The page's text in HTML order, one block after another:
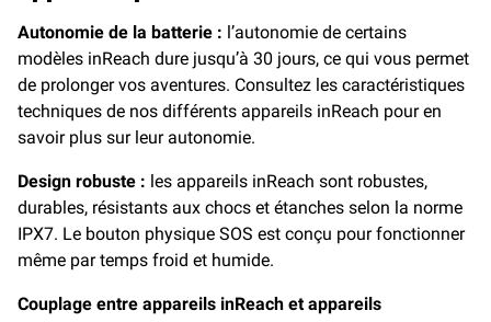
Autonomie de la batterie : l’autonomie de certains
modèles inReach dure jusqu’à 30 jours, ce qui vous permet
de prolonger vos aventures. Consultez les caractéristiques
techniques de nos différents appareils inReach pour en
savoir plus sur leur autonomie.
Design robuste : les appareils inReach sont robustes,
durables, résistants aux chocs et étanches selon la norme
IPX7. Le bouton physique SOS est conçu pour fonctionner
même par temps froid et humide.
Couplage entre appareils inReach et appareils